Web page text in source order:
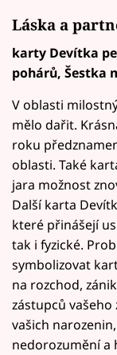
Láska a
karty Devítka
pohárů, Šestka
V oblasti
mělo dařit.
roku
oblasti. Také
jara možnost
Další karta
které přinášejí
tak i fyzické.
symbolizovat
na rozchod,
zástupců
vašich
nedorozumění a